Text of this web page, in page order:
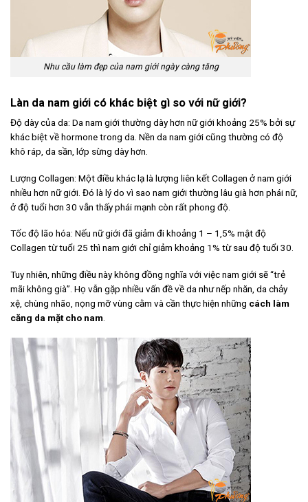
Nhu cầu làm đẹp của nam giới ngày càng tăng
Làn da nam giới có khác biệt gì so với nữ giới?
Độ dày của da: Da nam giới thường dày hơn nữ giới khoảng 25% bởi sự
khác biệt về hormone trong da. Nền da nam giới cũng thường có độ
khô ráp, da sần, lớp sừng dày hơn.
Lượng Collagen: Một điều khác lạ là lượng liên kết Collagen ở nam giới
nhiều hơn nữ giới. Đó là lý do vì sao nam giới thường lâu già hơn phái nữ,
ở độ tuổi hơn 30 vẫn thấy phái mạnh còn rất phong độ.
Tốc độ lão hóa: Nếu nữ giới đã giảm đi khoảng 1 – 1,5% mật độ
Collagen từ tuổi 25 thì nam giới chỉ giảm khoảng 1% từ sau độ tuổi 30.
Tuy nhiên, những điều này không đồng nghĩa với việc nam giới sẽ “trẻ
mãi không già”. Họ vẫn gặp nhiều vấn đề về da như nếp nhăn, da chảy
xệ, chùng nhão, nọng mỡ vùng cằm và cần thực hiện những cách làm
căng da mặt cho nam